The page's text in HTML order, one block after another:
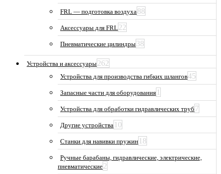
FRL — подготовка воздуха88
Аксессуары для FRL22
Пневматические цилиндры38
Устройства и аксессуары262
Устройства для производства гибких шлангов45
Запасные части для оборудования 1
Устройства для обработки гидравлических труб 7
Другие устройства 10
Станки для навивки пружин 18
Ручные барабаны, гидравлические, электрические,
пневматические2